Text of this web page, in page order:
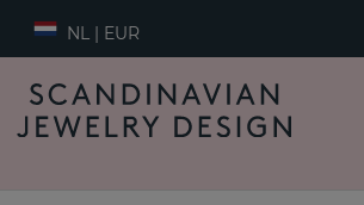
NL | EUR